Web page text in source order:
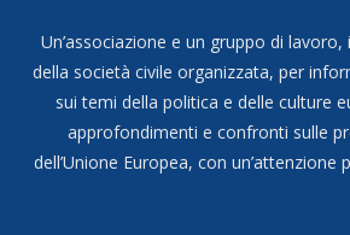
Un’associazione e un gruppo di
della società civile organizzata, per
sui temi della politica e delle culture
approfondimenti e confronti sulle
dell’Unione Europea, con un’attenzione